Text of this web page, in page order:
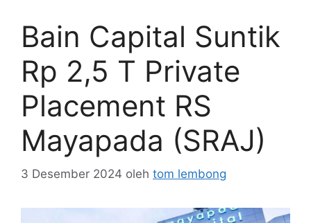
Bain Capital Suntik
Rp 2,5 T Private
Placement RS
Mayapada (SRAJ)
3 Desember 2024 oleh tom lembong